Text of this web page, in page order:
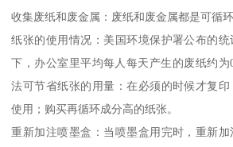
收集废纸和废金属：废纸和废金属都是可循环
纸张的使用情况：美国环境保护署公布的
下，办公室里平均每人每天产生的废纸约
法可节省纸张的用量：在必须的时候才复
使用；购买再循环成分高的纸张。
重新加注喷墨盒：当喷墨盒用完时，重新